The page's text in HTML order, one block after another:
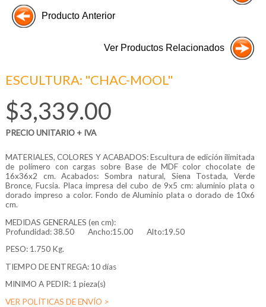
ESCULTURA: "CHAC-MOOL"
$3,339.00
PRECIO UNITARIO + IVA
MATERIALES, COLORES Y ACABADOS: Escultura de edición ilimitada
de polímero con cargas sobre Base de MDF color chocolate de
16x36x2 cm. Acabados: Sombra natural, Siena Tostada, Verde
Bronce, Fucsia. Placa impresa del cubo de 9x5 cm: aluminio plata o
dorado impreso a color. Fondo de Aluminio plata o dorado de 10x6
cm.
MEDIDAS GENERALES (en cm):
Profundidad:38.50 Ancho:15.00
Alto:19.50
PESO: 1.750 Kg.
TIEMPO DE ENTREGA: 10 días
MINIMO A PEDIR: 1 pieza(s)
VER POLÍTICAS DE ENVÍO >